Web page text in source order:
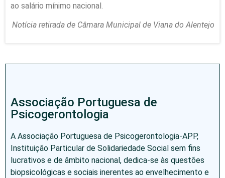
ao salário mínimo nacional.
Notícia retirada de Câmara Municipal de Viana do Alentejo
Associação Portuguesa de
Psicogerontologia
A Associação Portuguesa de Psicogerontologia-APP,
Instituição Particular de Solidariedade Social sem fins
lucrativos e de âmbito nacional, dedica-se às questões
biopsicológicas e sociais inerentes ao envelhecimento e